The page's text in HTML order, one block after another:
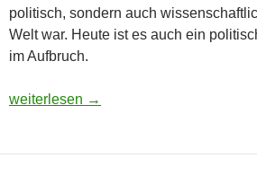
politisch, sondern auch
Welt war. Heute ist es auch ein
im Aufbruch.
Usbekistan 2025: Unterwegs in einem
weiterlesen →